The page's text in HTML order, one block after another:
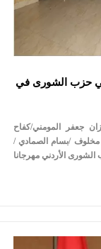
حزب الشورى في
جعفر المومني/كفاح
مخلوف /بسام الصمادي /